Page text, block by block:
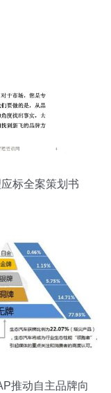
标全案策划书
推动自主品牌向